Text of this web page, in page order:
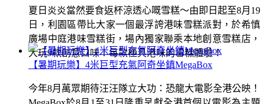
夏日炎炎當然要食返杯涼透心嘅雪糕～由即日起至8月19
日，利園區帶比大家一個最浮誇港味雪糕派對，於希慎
廣場中庭港味雪糕街，場內獨家聯乘本地創意雪糕店，
大玩9款創意口味！每款極具港味的雪糕體驗！
【暑期玩樂】4米巨型充氣阿奇坐鎮MegaBox
今年8月萬眾期待汪汪隊立大功：恐龍大電影全港公映！